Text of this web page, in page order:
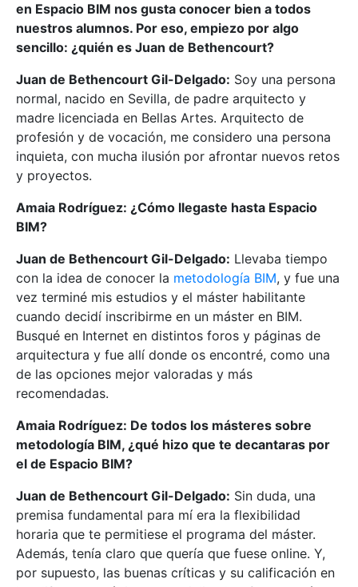
en Espacio BIM nos gusta conocer bien a todos
nuestros alumnos. Por eso, empiezo por algo
sencillo: ¿quién es Juan de Bethencourt?
Juan de Bethencourt Gil-Delgado: Soy una persona
normal, nacido en Sevilla, de padre arquitecto y
madre licenciada en Bellas Artes. Arquitecto de
profesión y de vocación, me considero una persona
inquieta, con mucha ilusión por afrontar nuevos retos
y proyectos.
Amaia Rodríguez: ¿Cómo llegaste hasta Espacio
BIM?
Juan de Bethencourt Gil-Delgado: Llevaba tiempo
con la idea de conocer la metodología BIM, y fue una
vez terminé mis estudios y el máster habilitante
cuando decidí inscribirme en un máster en BIM.
Busqué en Internet en distintos foros y páginas de
arquitectura y fue allí donde os encontré, como una
de las opciones mejor valoradas y más
recomendadas.
Amaia Rodríguez: De todos los másteres sobre
metodología BIM, ¿qué hizo que te decantaras por
el de Espacio BIM?
Juan de Bethencourt Gil-Delgado: Sin duda, una
premisa fundamental para mí era la flexibilidad
horaria que te permitiese el programa del máster.
Además, tenía claro que quería que fuese online. Y,
por supuesto, las buenas críticas y su calificación en